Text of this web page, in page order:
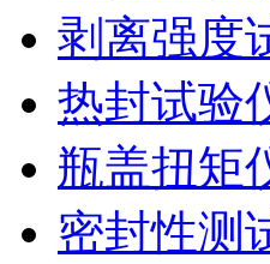
剥离强度
热封试验
瓶盖扭矩
密封性测